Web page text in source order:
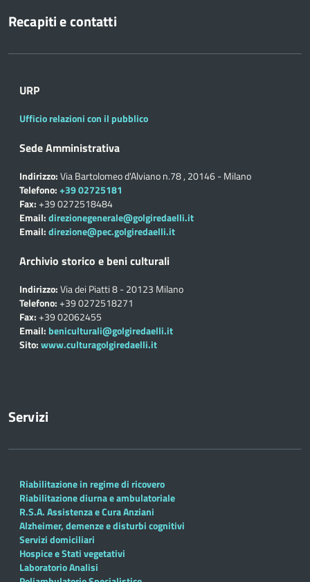
Recapiti e contatti
URP
Ufficio relazioni con il pubblico
Sede Amministrativa
Indirizzo:Via Bartolomeo d'Alviano n.78 , 20146 - Milano
Telefono:+39 02725181
Fax:+39 0272518484
Email:direzionegenerale@golgiredaelli.it
Email:direzione@pec.golgiredaelli.it
Archivio storico e beni culturali
Indirizzo:Via dei Piatti 8 - 20123 Milano
Telefono:+39 0272518271
Fax:+39 02062455
Email: beniculturali@golgiredaelli.it
Sito:www.culturagolgiredaelli.it
Servizi
Riabilitazione in regime di ricovero
Riabilitazione diurna e ambulatoriale
R.S.A. Assistenza e Cura Anziani
Alzheimer, demenze e disturbi cognitivi
Servizi domiciliari
Hospice e Stati vegetativi
Laboratorio Analisi